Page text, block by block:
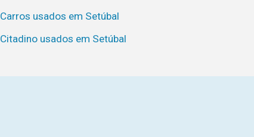
Carros usados em Setúbal
Citadino usados em Setúbal